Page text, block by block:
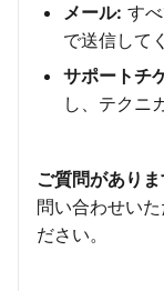
メール: す
で送信して
サポートチ
し、テクニ
ご質問がありま
問い合わせいた
ださい。